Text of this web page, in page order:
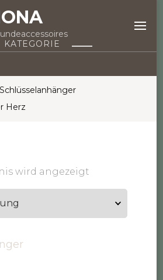
KATEGORIE
Schlüsselanhänger
Herz
wird angezeigt